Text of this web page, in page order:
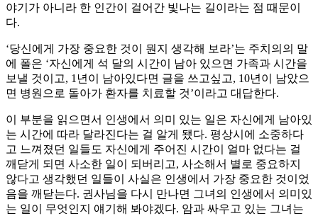
야기가 아니라 한 인간이 걸어간 빛나는 길이라는 점 때문이
다.
‘당신에게 가장 중요한 것이 뭔지 생각해 보라’는 주치의의 말
에 폴은 ‘자신에게 석 달의 시간이 남아 있으면 가족과 시간을
보낼 것이고, 1년이 남아있다면 글을 쓰고싶고, 10년이 남았으
면 병원으로 돌아가 환자를 치료할 것’이라고 대답한다.
이 부분을 읽으면서 인생에서 의미 있는 일은 자신에게 남아있
는 시간에 따라 달라진다는 걸 알게 됐다. 평상시에 소중하다
고 느껴졌던 일들도 자신에게 주어진 시간이 얼마 없다는 걸
깨닫게 되면 사소한 일이 되버리고, 사소해서 별로 중요하지
않다고 생각했던 일들이 사실은 인생에서 가장 중요한 것이었
음을 깨닫는다. 권사님을 다시 만나면 그녀의 인생에서 의미있
는 일이 무엇인지 얘기해 봐야겠다. 암과 싸우고 있는 그녀는